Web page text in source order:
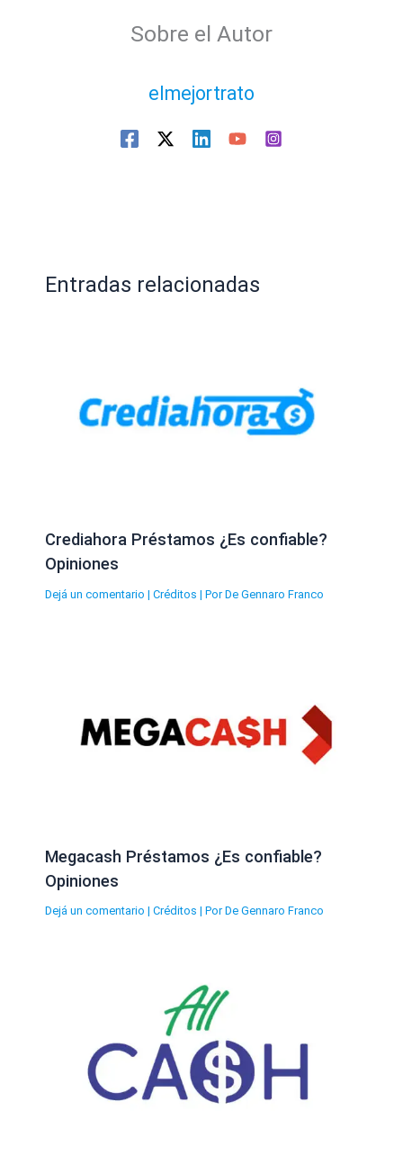
Sobre el Autor
elmejortrato
Entradas relacionadas
Crediahora Préstamos ¿Es confiable?
Opiniones
Dejá un comentario | Créditos | Por De Gennaro Franco
Megacash Préstamos ¿Es confiable?
Opiniones
Dejá un comentario | Créditos | Por De Gennaro Franco